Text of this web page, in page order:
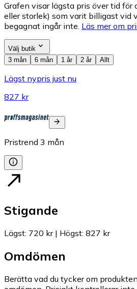
Grafen visar lägsta pris över tid för
eller storlek) som varit billigast vid
begagnat ingår inte. Läs mer om
Välj butik
3 mån
6 mån 1 år 2 år Allt
Lägst nypris just nu
827 kr
Pristrend 3 mån
Stigande
Lägst: 720 kr| Högst: 827 kr
Omdömen
Berätta vad du tycker om